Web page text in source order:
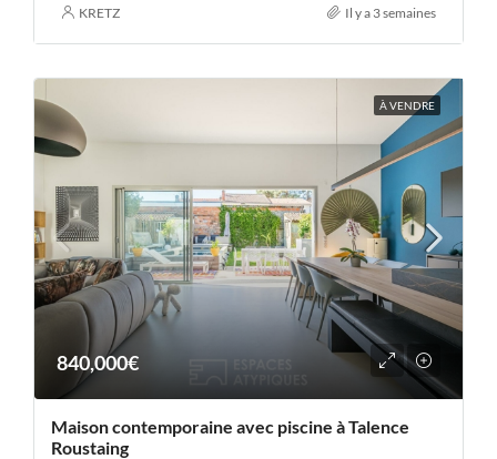
KRETZ Il y a 3 semaines
À VENDRE
840,000€
Maison contemporaine avec piscine à Talence
Roustaing